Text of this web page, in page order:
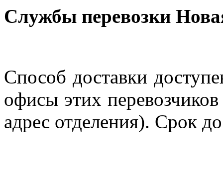
Службы перевозки
Способ доставки
офисы этих
адрес отделения). Срок